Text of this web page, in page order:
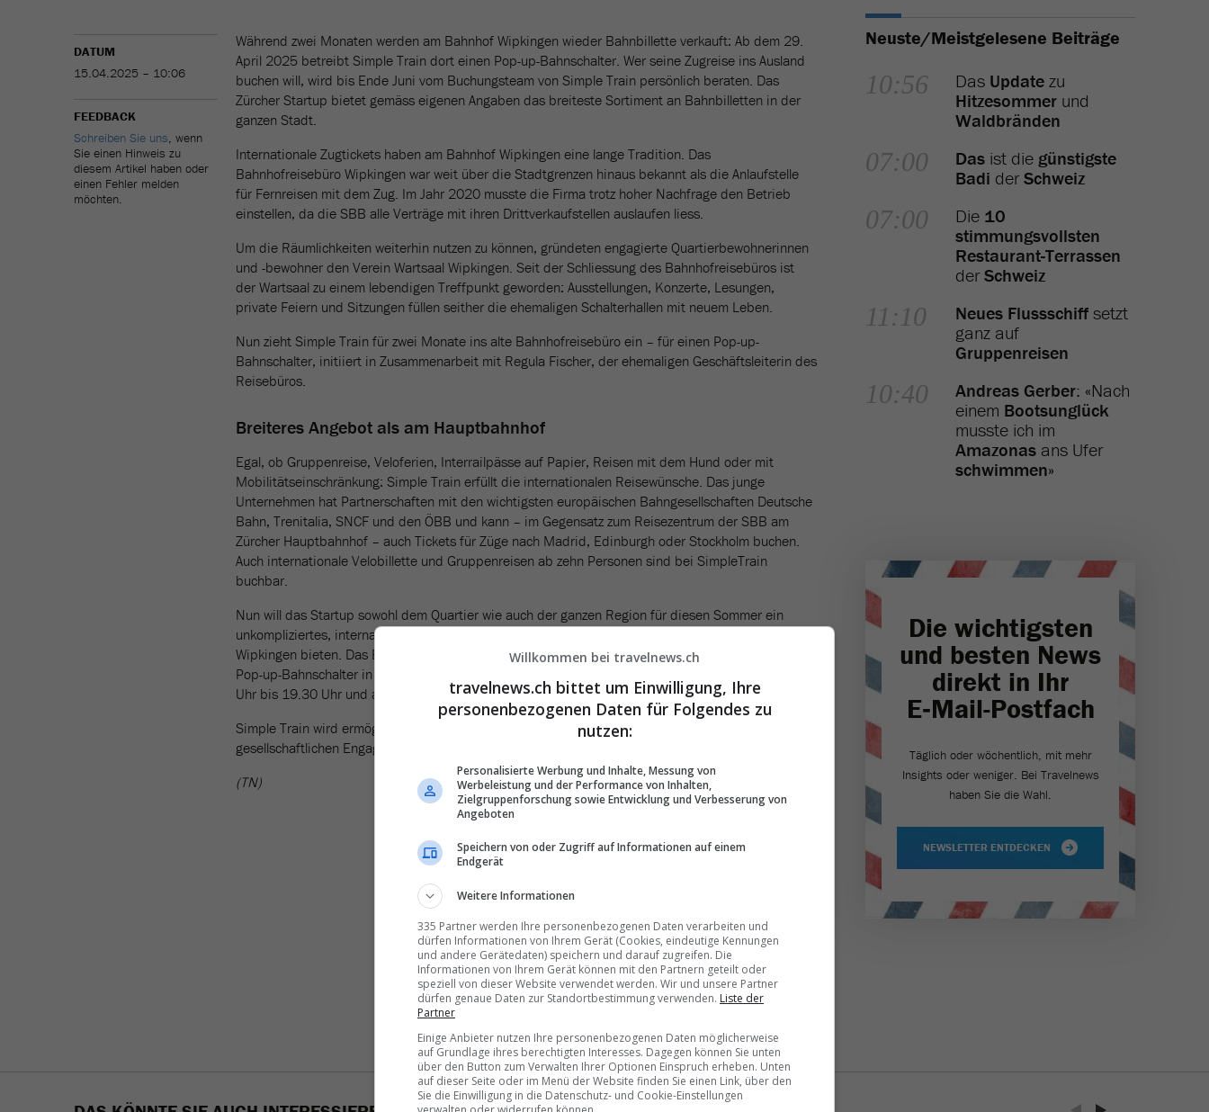
DATUM
15.04.2025 – 10:06
FEEDBACK
Schreiben Sie uns, wenn
Sie einen Hinweis zu
diesem Artikel haben oder
einen Fehler melden
möchten.
Während zwei Monaten werden am Bahnhof Wipkingen wieder Bahnbillette verkauft: Ab dem 29.
April 2025 betreibt Simple Train dort einen Pop-up-Bahnschalter. Wer seine Zugreise ins Ausland
buchen will, wird bis Ende Juni vom Buchungsteam von Simple Train persönlich beraten. Das
Zürcher Startup bietet gemäss eigenen Angaben das breiteste Sortiment an Bahnbilletten in der
ganzen Stadt.
Internationale Zugtickets haben am Bahnhof Wipkingen eine lange Tradition. Das
Bahnhofreisebüro Wipkingen war weit über die Stadtgrenzen hinaus bekannt als die Anlaufstelle
für Fernreisen mit dem Zug. Im Jahr 2020 musste die Firma trotz hoher Nachfrage den Betrieb
einstellen, da die SBB alle Verträge mit ihren Drittverkaufstellen auslaufen liess.
Um die Räumlichkeiten weiterhin nutzen zu können, gründeten engagierte Quartierbewohnerinnen
und -bewohner den Verein Wartsaal Wipkingen. Seit der Schliessung des Bahnhofreisebüros ist
der Wartsaal zu einem lebendigen Treffpunkt geworden: Ausstellungen, Konzerte, Lesungen,
private Feiern und Sitzungen füllen seither die ehemaligen Schalterhallen mit neuem Leben.
Nun zieht Simple Train für zwei Monate ins alte Bahnhofreisebüro ein – für einen Pop-up-
Bahnschalter, initiiert in Zusammenarbeit mit Regula Fischer, der ehemaligen Geschäftsleiterin des
Reisebüros.
Breiteres Angebot als am Hauptbahnhof
Egal, ob Gruppenreise, Veloferien, Interrailpässe auf Papier, Reisen mit dem Hund oder mit
Mobilitätseinschränkung: Simple Train erfüllt die internationalen Reisewünsche. Das junge
Unternehmen hat Partnerschaften mit den wichtigsten europäischen Bahngesellschaften Deutsche
Bahn, Trenitalia, SNCF und den ÖBB und kann – im Gegensatz zum Reisezentrum der SBB am
Zürcher Hauptbahnhof – auch Tickets für Züge nach Madrid, Edinburgh oder Stockholm buchen.
Auch internationale Velobillette und Gruppenreisen ab zehn Personen sind bei SimpleTrain
buchbar.
Nun will das Startup sowohl dem Quartier wie auch der ganzen Region für diesen Sommer ein
unkompliziertes, internationales und grenzenloses Ticketangebot am neu umgebauten Bahnhof
Wipkingen bieten. Das Buchungsteam von Simple Train wird vom 29. April bis 27. Juni 2025 am
Pop-up-Bahnschalter in Wipkingen vor Ort sein. Der Bahnschalter ist jeweils am Dienstag von 10
Uhr bis 19.30 Uhr und am Freitag von 7.30 bis 14 Uhr geöffnet.
Simple Train wird ermöglicht durch den Migros-Pionierfonds. Der Migros-Pionierfonds ist Teil des
gesellschaftlichen Engagements der Migros-Gruppe.
(TN)
Neuste/Meistgelesene Beiträge
10:56 Das Update zu
Hitzesommer und
Waldbränden
07:00 Das ist die günstigste
Badi derSchweiz
07:00 Die 10
stimmungsvollsten
Restaurant-Terrassen
derSchweiz
11:10 Neues Flussschiff setzt
ganz auf
Gruppenreisen
10:40 Andreas Gerber: «Nach
einem Bootsunglück
musste ich im
Amazonas ans Ufer
schwimmen»
Die wichtigsten
und besten News
direkt in Ihr
E‑Mail-Postfach
Täglich oder wöchentlich, mit mehr
Insights oder weniger. Bei Travel­news
haben Sie die Wahl.
NEWSLETTER ENTDECKEN
Willkommen bei travelnews.ch
travelnews.ch bittet um Einwilligung, Ihre
personenbezogenen Daten für Folgendes zu
nutzen:
Personalisierte Werbung und Inhalte, Messung von
Werbeleistung und der Performance von Inhalten,
Zielgruppenforschung sowie Entwicklung und Verbesserung von
Angeboten
Speichern von oder Zugriff auf Informationen auf einem
Endgerät
Weitere Informationen
335 Partner werden Ihre personenbezogenen Daten verarbeiten und
dürfen Informationen von Ihrem Gerät (Cookies, eindeutige Kennungen
und andere Gerätedaten) speichern und darauf zugreifen. Die
Informationen von Ihrem Gerät können mit den Partnern geteilt oder
speziell von dieser Website verwendet werden. Wir und unsere Partner
dürfen genaue Daten zur Standortbestimmung verwenden. Liste der
Partner
Einige Anbieter nutzen Ihre personenbezogenen Daten möglicherweise
auf Grundlage ihres berechtigten Interesses. Dagegen können Sie unten
über den Button zum Verwalten Ihrer Optionen Einspruch erheben. Unten
auf dieser Seite oder im Menü der Website finden Sie einen Link, über den
Sie die Einwilligung in die Datenschutz- und Cookie-Einstellungen